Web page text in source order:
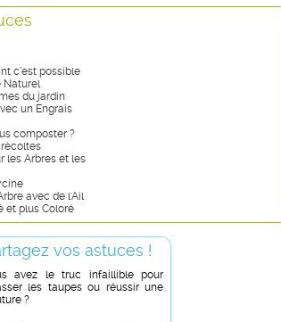
c’est possible
Naturel
du jardin
un Engrais
composter ?
les Arbres et les
avec de l'Ail
et plus Coloré
vos astuces !
avez le truc infaillible pour
les taupes ou réussir une
?